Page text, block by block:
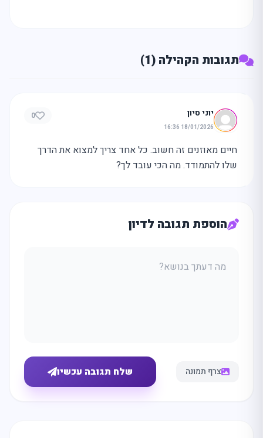
תגובות הקהילה (1)
יוני סיון
18/01/2026 16:36
0
חיים מאוזנים זה חשוב. כל אחד צריך למצוא את הדרך
שלו להתמודד. מה הכי עובד לך?
הוספת תגובה לדיון
צרף תמונה שלח תגובה עכשיו